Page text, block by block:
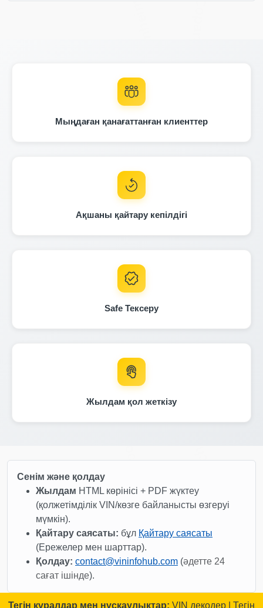
Copart
Manheim
Copart
Autocheck
AutocheckAutocheck
Autocheck
Autocheck
Manheim
Мыңдаған қанағаттанған клиенттер
Ақшаны қайтару кепілдігі
Safe Тексеру
Жылдам қол жеткізу
Сенім және қолдау
Жылдам HTML көрінісі + PDF жүктеу
(қолжетімділік VIN/көзге байланысты өзгеруі
мүмкін).
Қайтару саясаты: бұл Қайтару саясаты
(Ережелер мен шарттар).
Қолдау: contact@vininfohub.com (әдетте 24
сағат ішінде).
Тегін құралдар мен нұсқаулықтар: VIN декодер Тегін